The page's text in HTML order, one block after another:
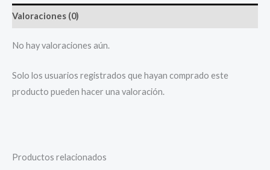
Valoraciones (0)
No hay valoraciones aún.
Solo los usuarios registrados que hayan comprado este
producto pueden hacer una valoración.
Productos relacionados